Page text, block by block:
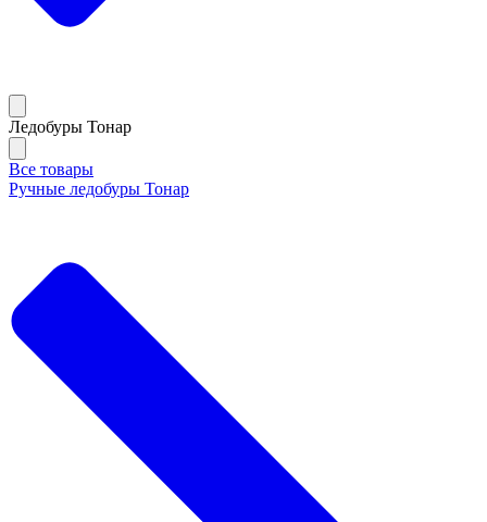
Ледобуры Тонар
Все товары
Ручные ледобуры Тонар